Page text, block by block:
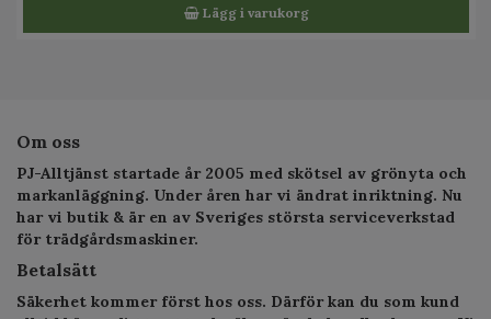
Lägg i varukorg
Om oss
PJ-Alltjänst startade år 2005 med skötsel av grönyta och
markanläggning. Under åren har vi ändrat inriktning. Nu
har vi butik & är en av Sveriges största serviceverkstad
för trädgårdsmaskiner.
Betalsätt
Säkerhet kommer först hos oss. Därför kan du som kund